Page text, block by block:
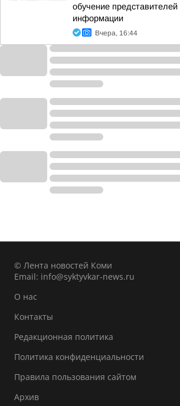
обучение
информации
Вчера, 16:44
© Лента новостей Коми
Email: info@syktyvkar-news.ru
О нас
Контакты
Редакционная политика
Политика конфиденциальности
Правила пользования сайтом
Архив